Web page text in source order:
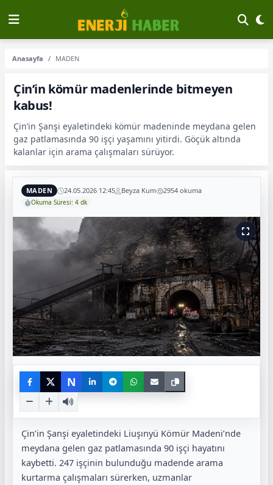
Anasayfa MADEN
Çin’in kömür madenlerinde bitmeyen
kabus!
Çin’in Şanşi eyaletindeki kömür madeninde meydana gelen
gaz patlamasında 90 işçi yaşamını yitirdi. Göçük altında
kalanlar için arama çalışmaları sürüyor.
MADEN 24.05.2026 12:45 Beyza Kum 2954 okuma
Okuma Süresi: 4 dk
N
Çin’in Şanşi eyaletindeki Liuşınyü Kömür Madeni’nde
meydana gelen gaz patlamasında 90 işçi hayatını
kaybetti. 247 işçinin bulunduğu madende arama
kurtarma çalışmaları sürerken, uzmanlar